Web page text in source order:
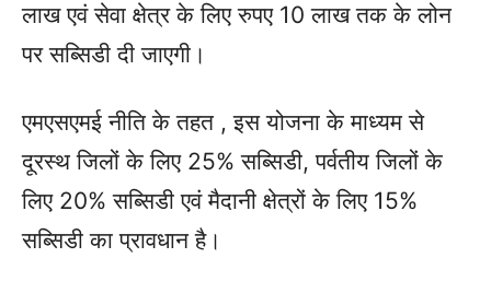
लाख एवं सेवा क्षेत्र के लिए रुपए 10 लाख तक के लोन
पर सब्सिडी दी जाएगी।
एमएसएमई नीति के तहत , इस योजना के माध्यम से
दूरस्थ जिलों के लिए 25% सब्सिडी, पर्वतीय जिलों के
लिए 20% सब्सिडी एवं मैदानी क्षेत्रों के लिए 15%
सब्सिडी का प्रावधान है।